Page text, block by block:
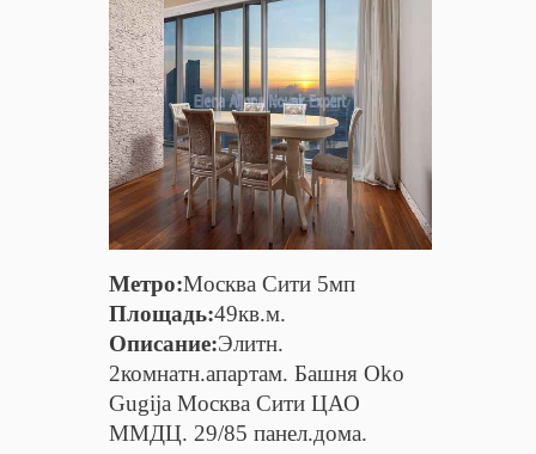
Метро:Москва Сити 5мп
Площадь:49кв.м.
Описание:Элитн.
2комнатн.апартам. Башня Oko
Gugija Москва Сити ЦАО
ММДЦ. 29/85 панел.дома.